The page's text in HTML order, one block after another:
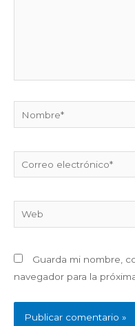
Nombre*
electrónico*
Guarda mi nombre,
navegador para la